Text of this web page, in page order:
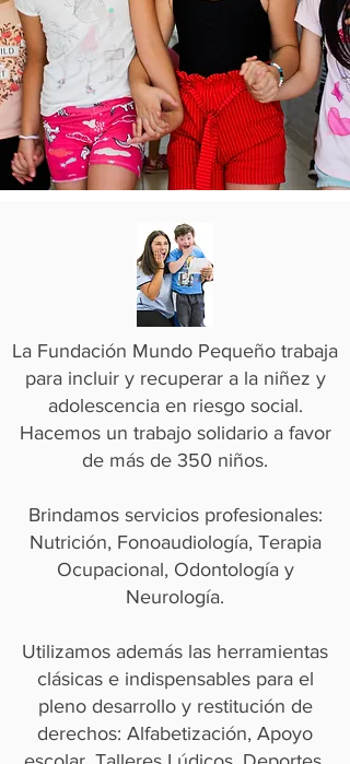
La Fundación Mundo Pequeño trabaja
para incluir y recuperar a la niñez y
adolescencia en riesgo social.
Hacemos un trabajo solidario a favor
de más de 350 niños.
Brindamos servicios profesionales:
Nutrición, Fonoaudiología, Terapia
Ocupacional, Odontología y
Neurología.
Utilizamos además las herramientas
clásicas e indispensables para el
pleno desarrollo y restitución de
derechos: Alfabetización, Apoyo